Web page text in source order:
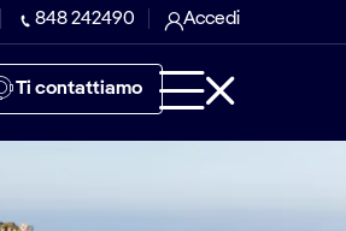
848 242490 Accedi
Ti contattiamo